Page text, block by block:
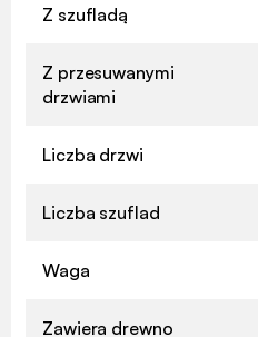
Z szufladą
Z przesuwanymi
drzwiami
Liczba drzwi
Liczba szuflad
Waga
Zawiera drewno